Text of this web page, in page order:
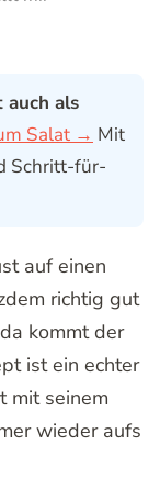
auch als
Salat → Mit
Schritt-für-
auf einen
richtig gut
kommt der
ist ein echter
mit seinem
wieder aufs